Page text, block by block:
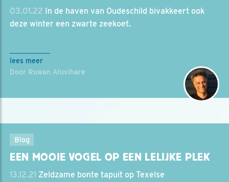
03.01.22 In de haven van Oudeschild bivakkeert ook
deze winter een zwarte zeekoet.
lees meer
Door Ruwan Aluvihare
Blog
EEN MOOIE VOGEL OP EEN LELIJKE PLEK
13.12.21 Zeldzame bonte tapuit op Texelse